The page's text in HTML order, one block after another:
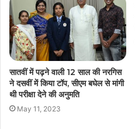
सातवीं में पढ़ने वाली 12 साल की नरगिस
ने दसवीं में किया टॉप, सीएम बघेल से मांगी
थी परीक्षा देने की अनुमति
May 11, 2023